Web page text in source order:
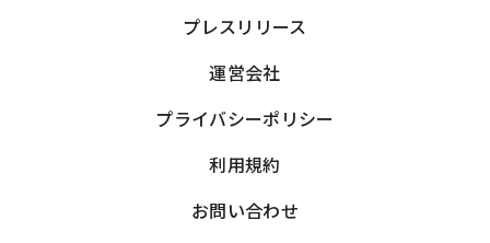
プレスリリース
運営会社
プライバシーポリシー
利用規約
お問い合わせ